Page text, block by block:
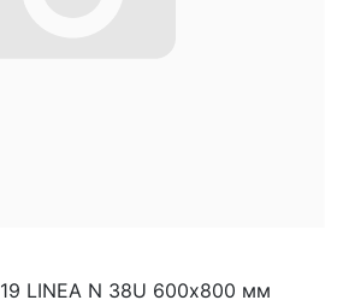
LINEA N 38U 600х800 мм